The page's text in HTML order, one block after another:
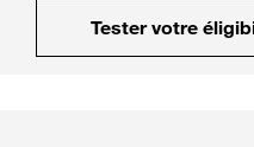
Tester votre